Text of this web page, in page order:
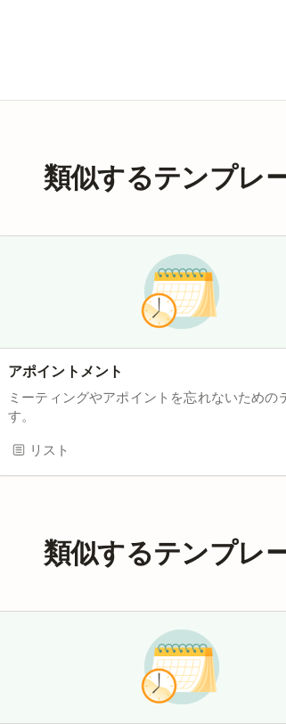
類似するテンプレ
アポイントメント
ミーティングやアポイントを忘れないための
す。
リスト
類似するテンプレ